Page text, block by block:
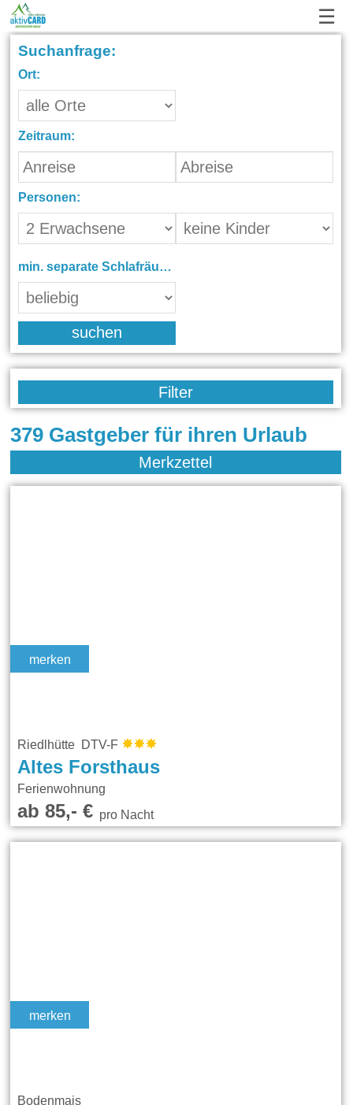
☰
Suchanfrage:
Ort:
Zeitraum:
Personen:
min. separate Schlafräume:
suchen
Filter
379 Gastgeber für ihren Urlaub
Merkzettel
merken
Riedlhütte DTV-F
Altes Forsthaus
Ferienwohnung
ab 85,- €pro Nacht
merken
Bodenmais